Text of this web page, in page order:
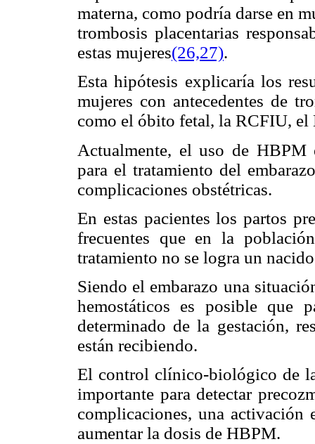
materna, como podría darse en
trombosis placentarias
estas mujeres(26,27).
Esta hipótesis explicaría los
mujeres con antecedentes de
como el óbito fetal, la RCFIU, el
Actualmente, el uso de HBPM
para el tratamiento del
complicaciones obstétricas.
En estas pacientes los partos
frecuentes que en la
tratamiento no se logra un
Siendo el embarazo una
hemostáticos es posible que
determinado de la gestación,
están recibiendo.
El control clínico-biológico de
importante para detectar
complicaciones, una
aumentar la dosis de HBPM.